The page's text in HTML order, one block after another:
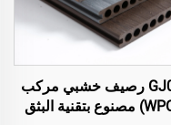
GJ06 رصيف خشبي مركب
(WPC) مصنوع بتقنية البثق